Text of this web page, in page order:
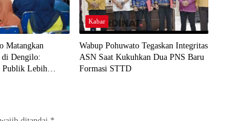
Matangkan
di Dengilo:
Publik Lebih
Kabar
Wabup Pohuwato Tegaskan Integritas
ASN Saat Kukuhkan Dua PNS Baru
Formasi STTD